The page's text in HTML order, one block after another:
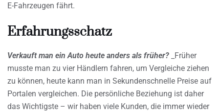
E-Fahrzeugen fährt.
Erfahrungsschatz
Verkauft man ein Auto heute anders als früher? _Früher
musste man zu vier Händlern fahren, um Vergleiche ziehen
zu können, heute kann man in Sekundenschnelle Preise auf
Portalen vergleichen. Die persönliche Beziehung ist daher
das Wichtigste – wir haben viele Kunden, die immer wieder